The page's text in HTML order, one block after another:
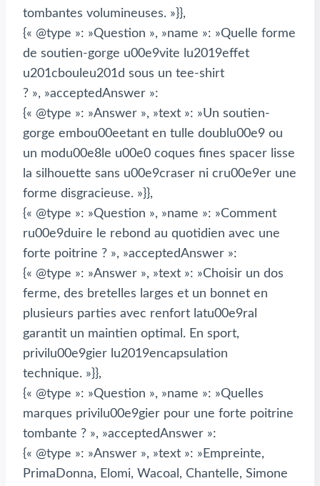
tombantes volumineuses. »}},
{« @type »: »Question », »name »: »Quelle forme
de soutien-gorge u00e9vite lu2019effet
u201cbouleu201d sous un tee-shirt
? », »acceptedAnswer »:
{« @type »: »Answer », »text »: »Un soutien-
gorge embou00eetant en tulle doublu00e9 ou
un modu00e8le u00e0 coques fines spacer lisse
la silhouette sans u00e9craser ni cru00e9er une
forme disgracieuse. »}},
{« @type »: »Question », »name »: »Comment
ru00e9duire le rebond au quotidien avec une
forte poitrine ? », »acceptedAnswer »:
{« @type »: »Answer », »text »: »Choisir un dos
ferme, des bretelles larges et un bonnet en
plusieurs parties avec renfort latu00e9ral
garantit un maintien optimal. En sport,
privilu00e9gier lu2019encapsulation
technique. »}},
{« @type »: »Question », »name »: »Quelles
marques privilu00e9gier pour une forte poitrine
tombante ? », »acceptedAnswer »:
{« @type »: »Answer », »text »: »Empreinte,
PrimaDonna, Elomi, Wacoal, Chantelle, Simone